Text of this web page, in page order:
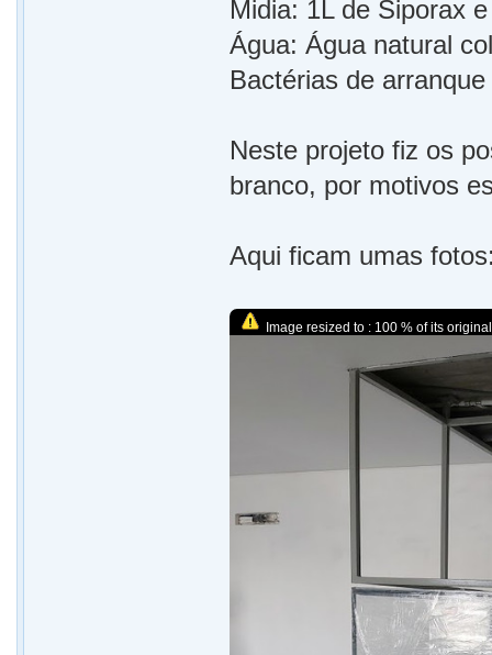
Midia: 1L de Siporax
Água: Água natural
Bactérias de
Neste projeto fiz os
branco, por motivos
Aqui ficam umas
Image resized to : 100 % of its